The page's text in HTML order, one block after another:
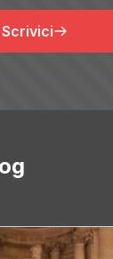
Scrivici